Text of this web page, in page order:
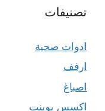
تصنيفات
ادوات صحية
ارفف
اصباغ
اكسس بوينت